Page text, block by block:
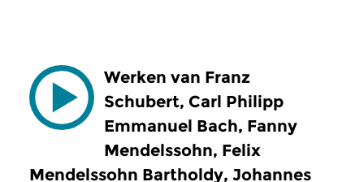
Werken van Franz
Schubert, Carl Philipp
Emmanuel Bach, Fanny
Mendelssohn, Felix
Mendelssohn Bartholdy, Johannes